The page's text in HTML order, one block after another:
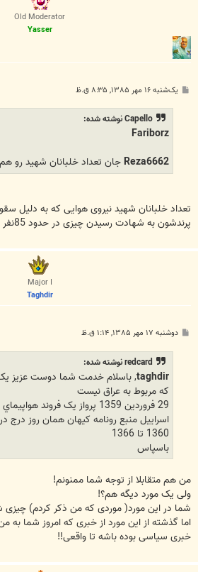
Old Moderator
Yasser
پ یک‌شنبه ۱۶ مهر ۱۳۸۵, ۸:۳۵ ق.ظ
Capello نوشته شده:
Fariborz
Reza6662جان تعداد خلبانان شهيد رو
تعداد خلبانان شهید نیروی هوایی که به دلیل
پرندشون به شهادت رسیدن چیزی در حدود 85نفر هست.
Major I
Taghdir
پ دوشنبه ۱۷ مهر ۱۳۸۵, ۱:۱۴ ق.ظ
redcard نوشته شده:
taghdir, باسلام خدمت شما دوست عزيز يک
که مربوط به عراق نيست
اسراييل منبع رونامه کيهان همان روز درج
1360 تا 1366
باسپاس
من هم متقابلا از توجه شما ممنونم!
ولی یک مورد دیگه هم؟!
شما در این مورد( موردی که من ذکر کردم) چیزی
اما گذشته از این مورد از خبری که امروز شما به
خبری سیاسی بوده باشه تا واقعی!!